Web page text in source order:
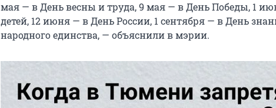
мая — в День весны и труда, 9 мая — в День Победы, 1
детей, 12 июня — в День России, 1 сентября — в День
народного единства, — объяснили в мэрии.